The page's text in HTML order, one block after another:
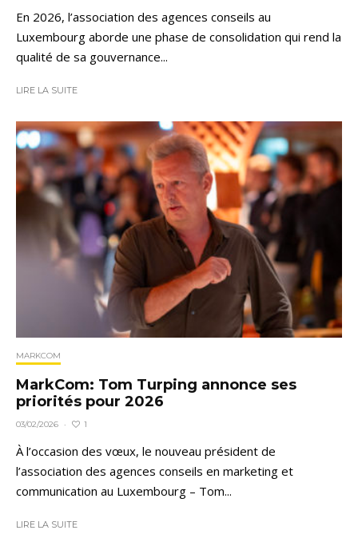
En 2026, l’association des agences conseils au
Luxembourg aborde une phase de consolidation qui rend la
qualité de sa gouvernance...
LIRE LA SUITE
MARKCOM
MarkCom: Tom Turping annonce ses
priorités pour 2026
03/02/2026 · 1
À l’occasion des vœux, le nouveau président de
l’association des agences conseils en marketing et
communication au Luxembourg – Tom...
LIRE LA SUITE